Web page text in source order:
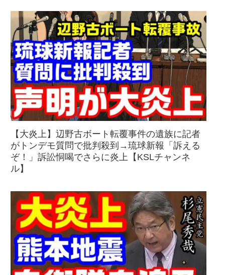
【大炎上】辺野古ボート転覆事件の遺族に記者
がトンデモ質問で批判殺到→琉球新報「訴える
ぞ！」訴訟恫喝でさらに炎上【KSLチャンネ
ル】